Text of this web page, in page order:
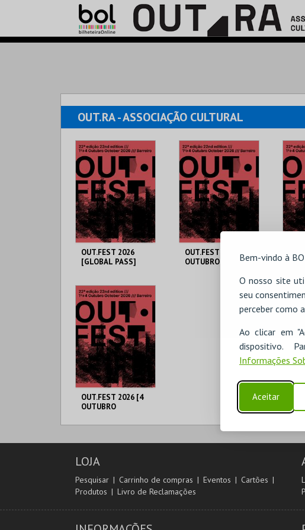
Bem-vindo à
O nosso site
seu
perceber como
Ao clicar em
dispositivo.
Informações
Aceitar
OUT.RA - ASSOCIAÇÃO CULTURAL
OUT.FEST 2026
[GLOBAL PASS]
BARREIRO
MAIS INFO
COMPRAR
OUT.FEST 2026 [1
OUTUBRO
OUT.FEST 2026 [4
OUTUBRO
COMPRAR
LOJA
Pesquisar Carrinho de compras Eventos
Cartões
Produtos
Livro de Reclamações